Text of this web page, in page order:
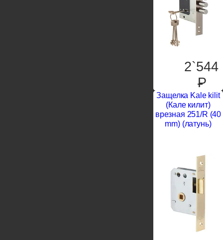
2`544
P
Защелка Kale kilit
(Кале килит)
врезная 251/R (40
mm) (латунь)